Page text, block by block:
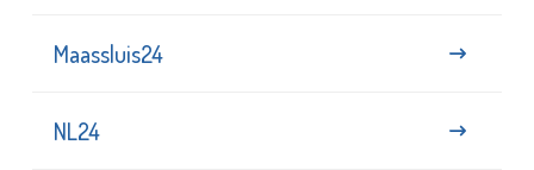
Maassluis24
NL24